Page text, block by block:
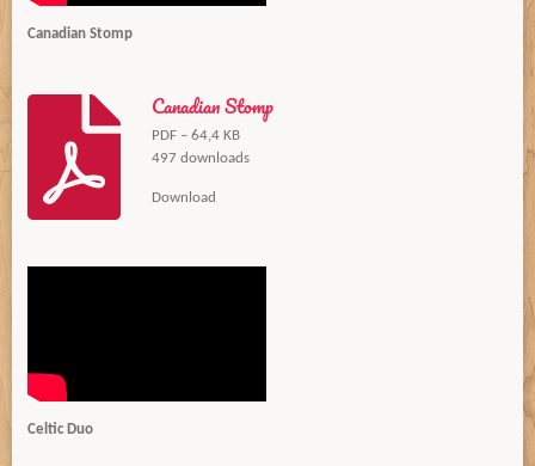
Canadian Stomp
Canadian Stomp
PDF – 64,4 KB
497 downloads
Download
Celtic Duo